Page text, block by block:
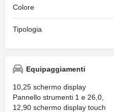
Colore
Tipologia
Equipaggiamenti
10,25 schermo display
Pannello strumenti 1 e 26,0,
12,90 schermo display touch